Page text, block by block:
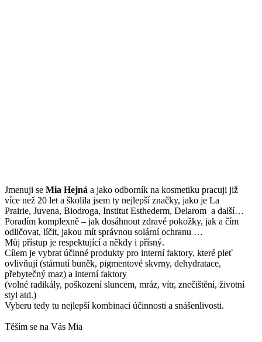
Jmenuji se Mia Hejná a jako odborník na kosmetiku pracuji již
více než 20 let a školila jsem ty nejlepší značky, jako je La
Prairie, Juvena, Biodroga, Institut Esthederm, Delarom a další…
Poradím komplexně – jak dosáhnout zdravé pokožky, jak a čím
odličovat, líčit, jakou mít správnou solární ochranu …
Můj přístup je respektující a někdy i přísný.
Cílem je vybrat účinné produkty pro interní faktory, které pleť
ovlivňují (stárnutí buněk, pigmentové skvrny, dehydratace,
přebytečný maz) a interní faktory
(volné radikály, poškození sluncem, mráz, vítr, znečištění, životní
styl atd.)
Vyberu tedy tu nejlepší kombinaci účinnosti a snášenlivosti.
Těším se na Vás Mia